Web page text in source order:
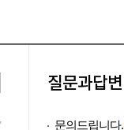
질문과답변
문의드립니다.